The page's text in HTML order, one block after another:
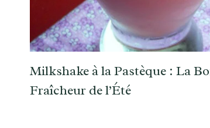
Milkshake à la Pastèque : La
Fraîcheur de l’Été